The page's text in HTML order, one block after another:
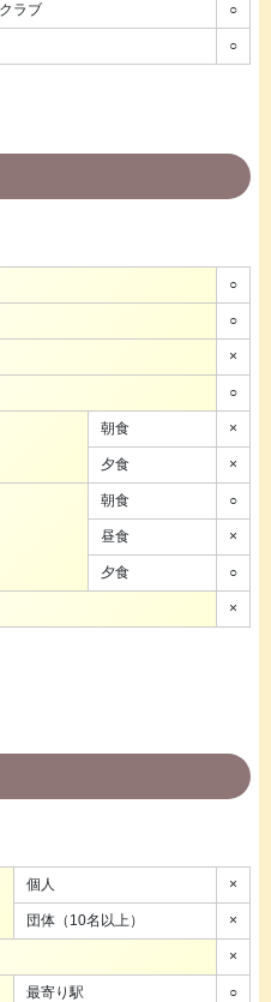
ラブ ○
○
○
○
×
○
朝食 ×
夕食 ×
朝食 ○
昼食 ×
夕食 ○
×
個人 ×
団体（10名以上） ×
×
最寄り駅 ○